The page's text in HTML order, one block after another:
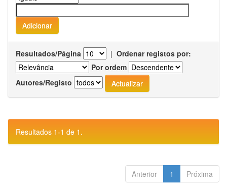
Resultados/Página | Ordenar registos por:
Por ordem
Autores/Registo
Resultados 1-1 de 1.
Anterior 1 Próxima